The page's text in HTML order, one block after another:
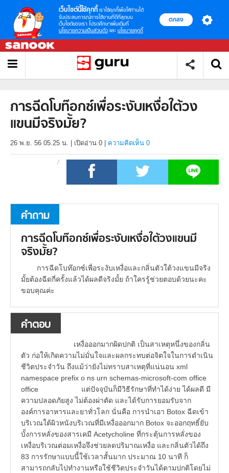
เว็บไซต์นี้ใช้คุกกี้ เราใช้คุกกี้เพื่อให้ท่านได้
รับประสบการณ์การใช้งานที่ดีที่สุดบน
เว็บไซต์ของเรา โปรดศึกษาเพิ่มเติมที่
นโยบายความเป็นส่วนตัว และ นโยบายคุกกี้
ตกลง
การฉีดโบท๊อกซ์เพื่อระงับเหงื่อใต้วง
แขนมีจริงมั้ย?
26 พ.ย. 56 05.25 น. เปิดอ่าน 0 ความคิดเห็น 0
คำถาม
การฉีดโบท๊อกซ์เพื่อระงับเหงื่อใต้วงแขนมี
จริงมั้ย?
การฉีดโบท๊อกซ์เพื่อระงับเหงื่อและกลิ่นตัวใต้วงแขนมีจริง
มั้ยต้องฉีดกี่ครั้งแล้วได้ผลดีจริงมั้ย ถ้าใครรู้ช่วยตอบด้วยนะคะ
ขอบคุณค่ะ
คำตอบ
เหงื่อออกมากผิดปกติ เป็นสาเหตุหนึ่งของกลิ่น
ตัว ก่อให้เกิดความไม่มั่นใจและผลกระทบต่อจิตใจในการดำเนิน
ชีวิตประจำวัน ถึงแม้ว่ายังไม่ทราบสาเหตุที่แน่นอน xml
namespace prefix o ns urn schemas-microsoft-com office
office แต่ปัจจุบันก็มีวิธีรักษาที่ทำได้ง่าย ได้ผลดี มี
ความปลอดภัยสูง ไม่ต้องผ่าตัด และได้รับการยอมรับจาก
องค์การอาหารและยาทั่วโลก นั่นคือ การนำเอา Botox ฉีดเข้า
บริเวณใต้ผิวหนังบริเวณที่มีเหงื่อออกมาก Botox จะออกฤทธิ์ยับ
บั้งการหลั่งของสารเคมี Acetycholine ที่กระตุ้นการหลั่งของ
เหงื่อบริเวณต่อมเหงื่อจึงช่วยลดปริมาณเหงื่อ และกลิ่นตัวได้ถึง
83 การรักษาแบบนี้ใช้เวลาสั้นมาก ประมาณ 10 นาที ก็
สามารถกลับไปทำงานหรือใช้ชีวิตประจำวันได้ตามปกติโดยไม่